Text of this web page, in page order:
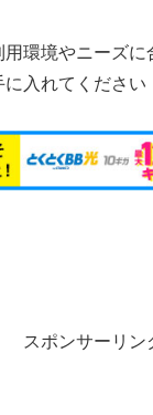
環境やニーズに
入れてください
スポンサーリン